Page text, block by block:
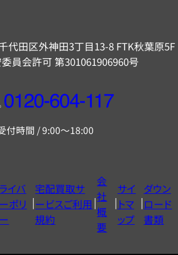
代田区外神田3丁目13-8 FTK秋葉原5F
員会許可 第301061906960号
フ
ー
ヤ
ル
0120604117
付時間 / 9:00～18:00
イバ
ポリ
宅配買取サ
ービスご利用
規約
会
社
概
要
サイ
トマ
ップ
ダウン
ロード
書類